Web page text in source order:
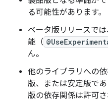
る可能性があります。
ベータ版リリースで
能（
ん。
他のライブラリへの
版、または安定版で
版の依存関係は許可さ